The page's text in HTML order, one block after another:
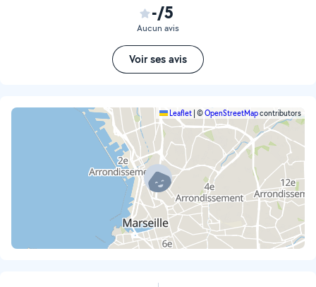
-/5
Aucun avis
Voir ses avis
Leaflet ©OpenStreetMapcontributors